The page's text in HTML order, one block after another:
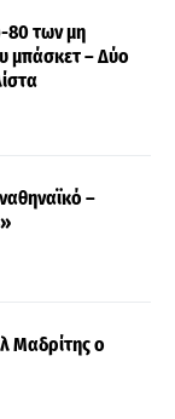
80 των μη
μπάσκετ – Δύο
–
Μαδρίτης ο